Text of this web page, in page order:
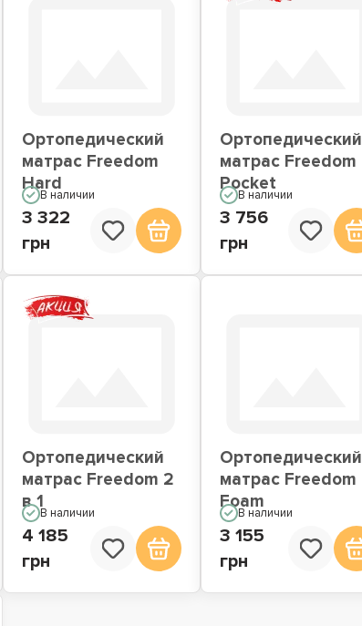
Ортопедический
матрас Freedom
Hard
В наличии
3 322
грн
Ортопедический
матрас Freedom
Pocket
В наличии
3 756
грн
Ортопедический
матрас Freedom 2
в 1
В наличии
4 185
грн
Ортопедический
матрас Freedom
Foam
В наличии
3 155
грн